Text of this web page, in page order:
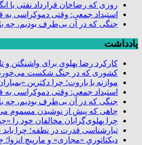
روزی که رضاخان قرارداد نفتی با
استبداد جمعی: وقتی دموکراسی
جنگی که در آن بی‌طرف بودیم، چه
یادداشت
کارکرد رضا پهلوی برای واشنگتن و
کشوری که در جنگ شکست می‌خورد
موازنه با باروت؛ چرا دکترین
استبداد جمعی: وقتی دموکراسی
جنگی که در آن بی‌طرف بودیم، چه
چاهی که پیش از نوشیدن مسموم
چرا پهلوی‌گرایان مخالفان خود را
تبارشناسی قدرت در نطفه؛ چرا
دیکتاتوریِ «مجازی» و مارپیچِ